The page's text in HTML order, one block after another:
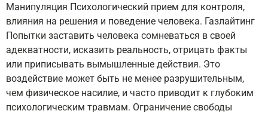
Манипуляция Психологический прием для контроля,
влияния на решения и поведение человека. Газлайтинг
Попытки заставить человека сомневаться в своей
адекватности, исказить реальность, отрицать факты
или приписывать вымышленные действия. Это
воздействие может быть не менее разрушительным,
чем физическое насилие, и часто приводит к глубоким
психологическим травмам. Ограничение свободы